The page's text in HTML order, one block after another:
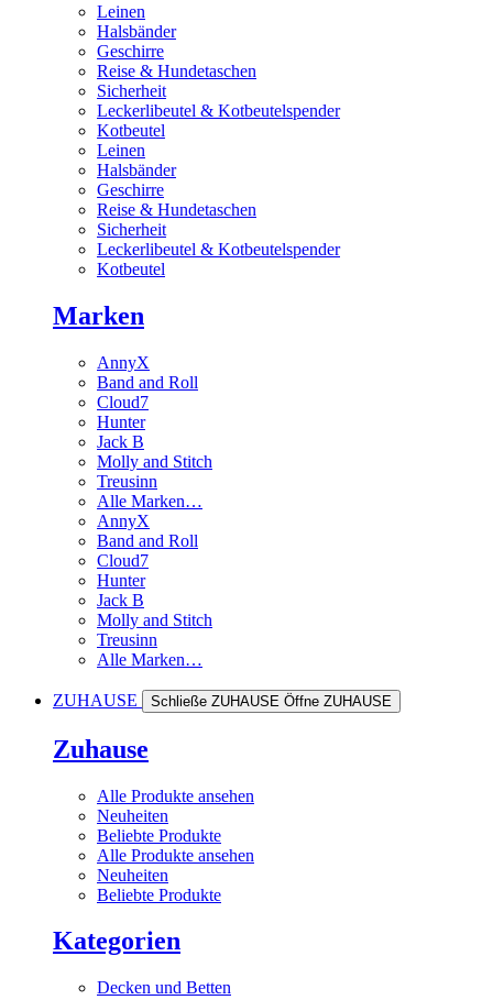
Leinen
Halsbänder
Geschirre
Reise & Hundetaschen
Sicherheit
Leckerlibeutel & Kotbeutelspender
Kotbeutel
Leinen
Halsbänder
Geschirre
Reise & Hundetaschen
Sicherheit
Leckerlibeutel & Kotbeutelspender
Kotbeutel
Marken
AnnyX
Band and Roll
Cloud7
Hunter
Jack B
Molly and Stitch
Treusinn
Alle Marken…
AnnyX
Band and Roll
Cloud7
Hunter
Jack B
Molly and Stitch
Treusinn
Alle Marken…
ZUHAUSE Schließe ZUHAUSE Öffne ZUHAUSE
Zuhause
Alle Produkte ansehen
Neuheiten
Beliebte Produkte
Alle Produkte ansehen
Neuheiten
Beliebte Produkte
Kategorien
Decken und Betten